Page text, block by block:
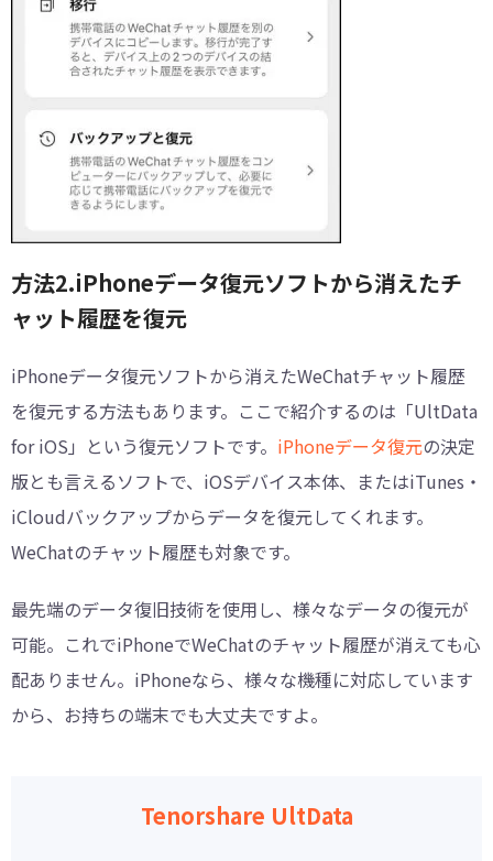
方法2.iPhoneデータ復元ソフトから消えたチ
ャット履歴を復元
iPhoneデータ復元ソフトから消えたWeChatチャット履歴
を復元する方法もあります。ここで紹介するのは「UltData
for iOS」という復元ソフトです。 iPhoneデータ復元の決定
版とも言えるソフトで、iOSデバイス本体、またはiTunes・
iCloudバックアップからデータを復元してくれます。
WeChatのチャット履歴も対象です。
最先端のデータ復旧技術を使用し、様々なデータの復元が
可能。これでiPhoneでWeChatのチャット履歴が消えても心
配ありません。iPhoneなら、様々な機種に対応しています
から、お持ちの端末でも大丈夫ですよ。
Tenorshare UltData